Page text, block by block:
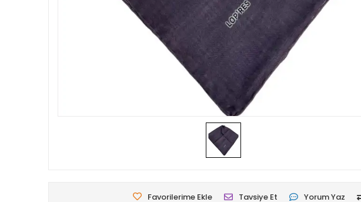
Favorilerime Ekle Tavsiye Et Yorum Yaz